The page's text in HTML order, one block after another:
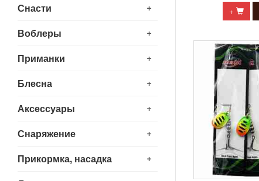
+
Снасти
+
Воблеры
+
Приманки
+
Блесна
+
Аксессуары
+
Снаряжение
+
Прикормка, насадка
+